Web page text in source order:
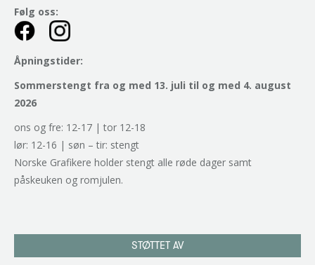
Følg oss:
Åpningstider:
Sommerstengt fra og med 13. juli til og med 4. august
2026
ons og fre: 12-17 | tor 12-18
lør: 12-16 | søn – tir: stengt
Norske Grafikere holder stengt alle røde dager samt
påskeuken og romjulen.
STØTTET AV